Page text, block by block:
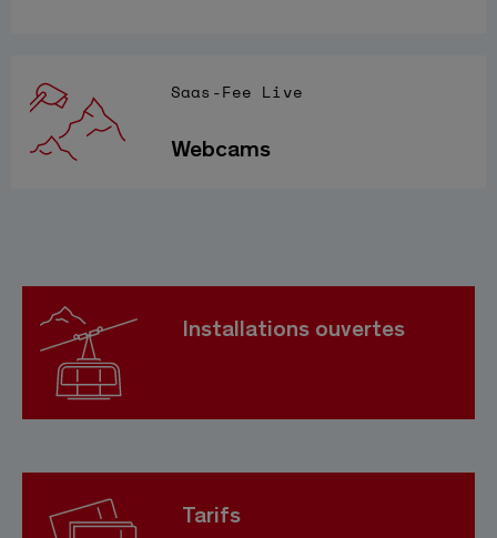
Saas-Fee Live
Webcams
Installations ouvertes
Tarifs